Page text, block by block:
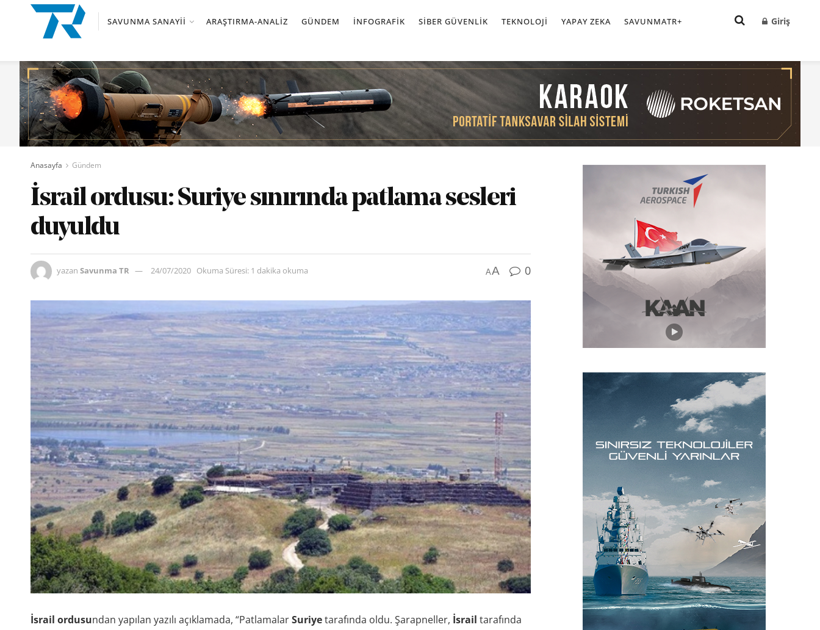
SAVUNMA SANAYII ARAŞTIRMA-ANALIZ GÜNDEM İNFOGRAFIK SIBER GÜVENLIK TEKNOLOJI YAPAY ZEKA SAVUNMATR+ Giriş
Anasayfa Gündem
İsrail ordusu: Suriye sınırında patlama sesleri
duyuldu
yazan Savunma TR 24/07/2020 Okuma Süresi: 1 dakika okuma AA 0
İsrail ordusundan yapılan yazılı açıklamada, “PatlamalarSuriyetarafında oldu. Şarapneller, İsrail tarafında